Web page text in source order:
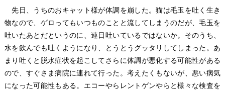
先日、うちのおキャット様が体調を崩した。猫は毛玉を吐く生き
物なので、ゲロってもいつものことと流してしまうのだが、毛玉を
吐いたあとだというのに、連日吐いているではないか。そのうち、
水を飲んでも吐くようになり、とうとうグッタリしてしまった。あ
まり吐くと脱水症状を起こしてさらに体調が悪化する可能性がある
ので、すぐさま病院に連れて行った。考えたくもないが、悪い病気
になった可能性もある。エコーやらレントゲンやらと様々な検査を